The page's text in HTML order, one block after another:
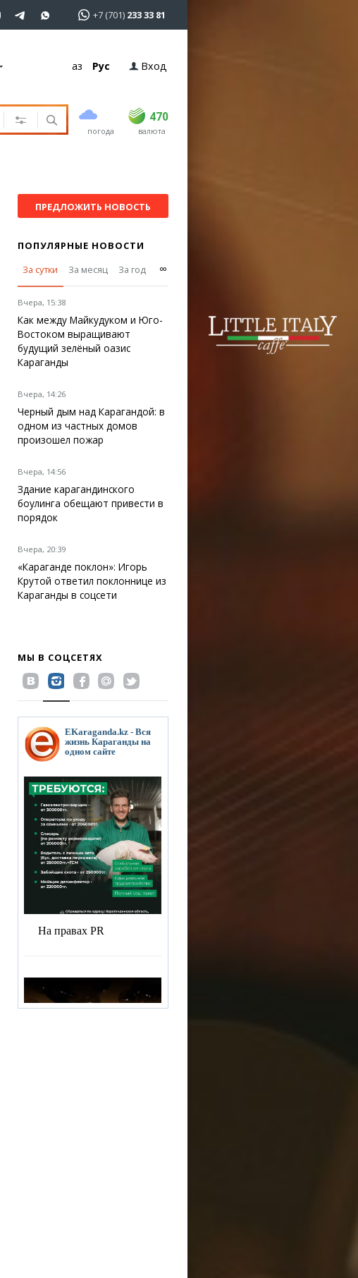
+7 (701) 233 33 81
Қаз Рус Вход
погода
470
USD 468.5 470
EUR валюта
ПРЕДЛОЖИТЬ НОВОСТЬ
ПОПУЛЯРНЫЕ НОВОСТИ
За сутки
За месяц За год ∞
Вчера, 15:38
Как между Майкудуком и Юго-
Востоком выращивают
будущий зелёный оазис
Караганды
Вчера, 14:26
Черный дым над Карагандой: в
одном из частных домов
произошел пожар
Вчера, 14:56
Здание карагандинского
боулинга обещают привести в
порядок
Вчера, 20:39
«Караганде поклон»: Игорь
Крутой ответил поклоннице из
Караганды в соцсети
МЫ В СОЦСЕТЯХ
EKaraganda.kz - Вся
жизнь Караганды на
одном сайте